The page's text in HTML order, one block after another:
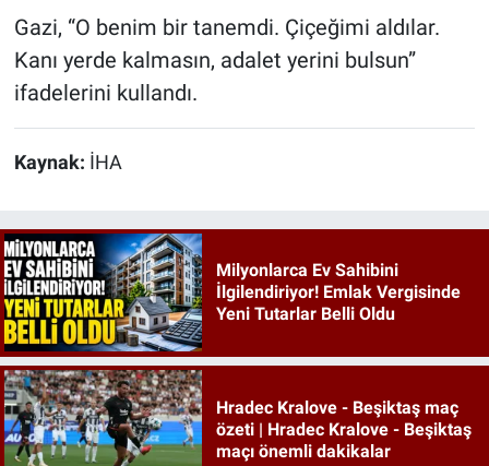
Gazi, “O benim bir tanemdi. Çiçeğimi aldılar.
Kanı yerde kalmasın, adalet yerini bulsun”
ifadelerini kullandı.
Kaynak: İHA
Milyonlarca Ev Sahibini
İlgilendiriyor! Emlak Vergisinde
Yeni Tutarlar Belli Oldu
Hradec Kralove - Beşiktaş maç
özeti | Hradec Kralove - Beşiktaş
maçı önemli dakikalar